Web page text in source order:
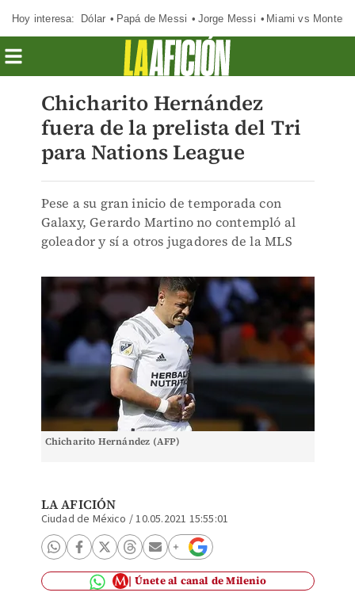
Hoy interesa: Dólar Papá de Messi Jorge Messi Miami vs
Chicharito Hernández
fuera de la prelista del Tri
para Nations League
Pese a su gran inicio de temporada con
Galaxy, Gerardo Martino no contempló al
goleador y sí a otros jugadores de la MLS
Chicharito Hernández (AFP)
LA AFICIÓN
Ciudad de México /10.05.2021 15:55:01
Únete al canal de Milenio